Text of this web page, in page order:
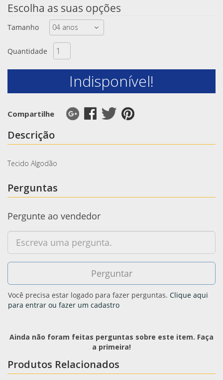
Escolha as suas opções
Tamanho
Quantidade
Indisponível!
Compartilhe
Descrição
Tecido Algodão
Perguntas
Pergunte ao vendedor
Você precisa estar logado para fazer perguntas. Clique aqui
para entrar ou fazer um cadastro
Ainda não foram feitas perguntas sobre este item. Faça
a primeira!
Produtos Relacionados